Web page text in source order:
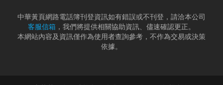
中華黃頁網路電話簿刊登資訊如有錯誤或不刊登，請洽本公司
客服信箱 ，我們將提供相關協助資訊、儘速確認更正。
本網站內容及資訊僅作為使用者查詢參考，不作為交易或決策
依據。